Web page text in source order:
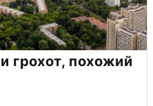
грохот, похожий